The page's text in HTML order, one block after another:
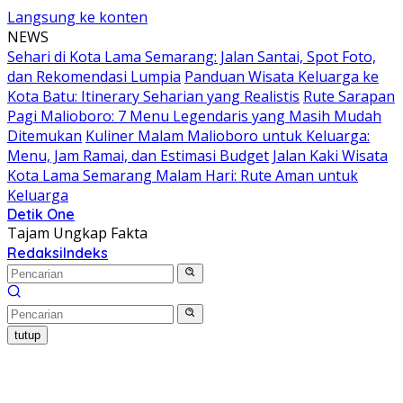
Langsung ke konten
NEWS
Sehari di Kota Lama Semarang: Jalan Santai, Spot Foto,
dan Rekomendasi Lumpia Panduan Wisata Keluarga ke
Kota Batu: Itinerary Seharian yang Realistis Rute Sarapan
Pagi Malioboro: 7 Menu Legendaris yang Masih Mudah
Ditemukan Kuliner Malam Malioboro untuk Keluarga:
Menu, Jam Ramai, dan Estimasi Budget Jalan Kaki Wisata
Kota Lama Semarang Malam Hari: Rute Aman untuk
Keluarga
Detik One
Tajam Ungkap Fakta
RedaksiIndeks
tutup